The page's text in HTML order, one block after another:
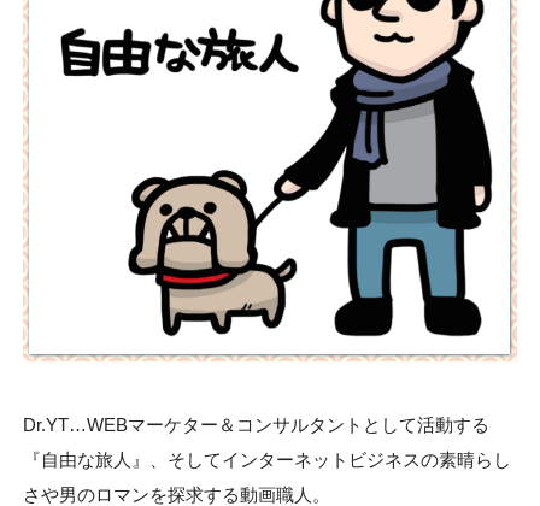
Dr.YT…WEBマーケター＆コンサルタントとして活動する
『自由な旅人』、そしてインターネットビジネスの素晴らし
さや男のロマンを探求する動画職人。